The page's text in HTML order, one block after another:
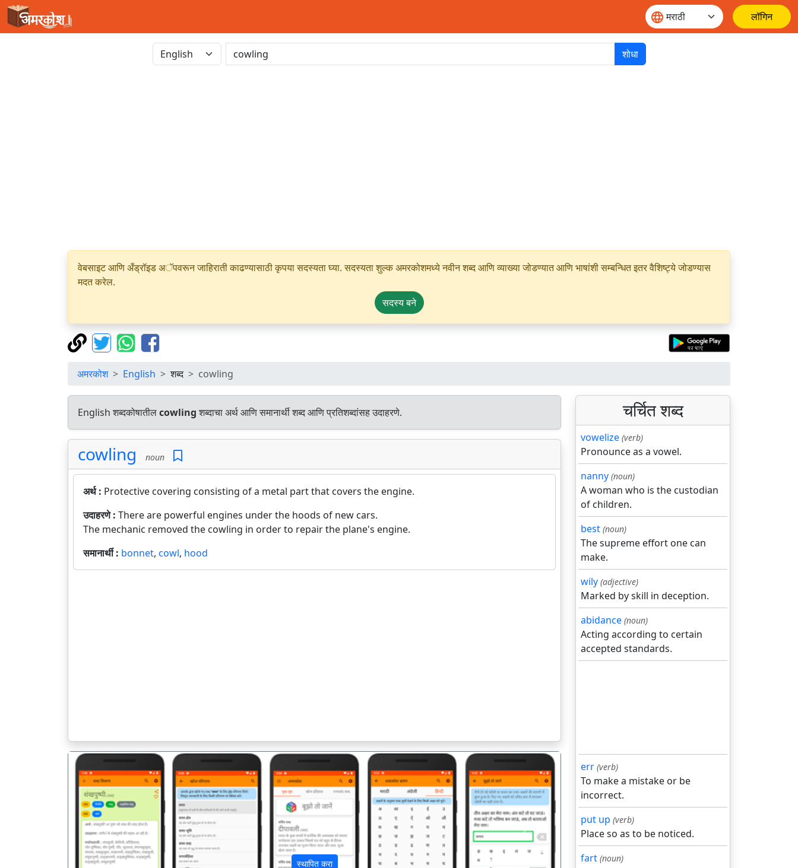
लॉगिन
शोधा
वेबसाइट आणि अँड्रॉइड अॅपवरून जाहिराती काढण्यासाठी कृपया सदस्यता घ्या. सदस्यता शुल्क अमरकोशमध्ये नवीन शब्द आणि व्याख्या जोडण्यात आणि भाषांशी सम्बन्धित इतर वैशिष्ट्ये जोडण्यास
मदत करेल.
सदस्य बने
अमरकोश English शब्द cowling
English शब्दकोषातीलcowlingशब्दाचा अर्थ आणि समानार्थी शब्द आणि प्रतिशब्दांसह उदाहरणे.
cowling noun
अर्थ : Protective covering consisting of a metal part that covers the engine.
उदाहरणे : There are powerful engines under the hoods of new cars.
The mechanic removed the cowling in order to repair the plane's engine.
समानार्थी : bonnet, cowl, hood
स्थापित करा
पिछला अगला
चर्चित शब्द
vowelize (verb)
Pronounce as a vowel.
nanny (noun)
A woman who is the custodian
of children.
best (noun)
The supreme effort one can
make.
wily (adjective)
Marked by skill in deception.
abidance (noun)
Acting according to certain
accepted standards.
err (verb)
To make a mistake or be
incorrect.
put up (verb)
Place so as to be noticed.
fart (noun)